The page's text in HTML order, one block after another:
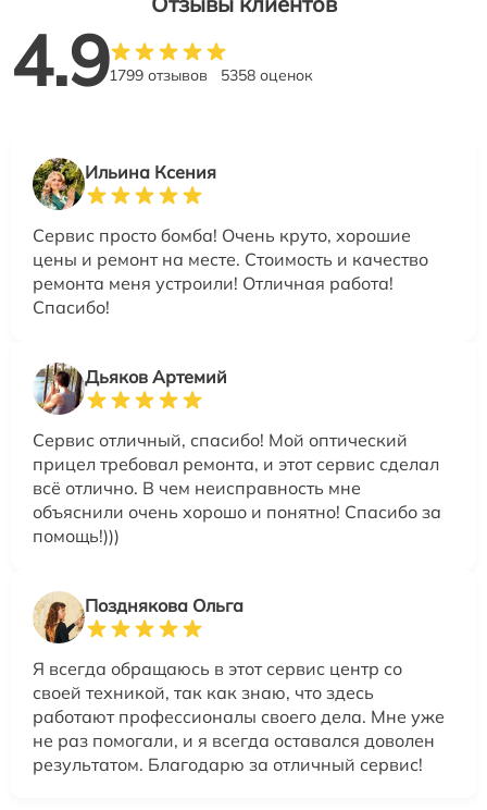
4.91799 отзывов 5358 оценок
Ильина Ксения
Сервис просто бомба! Очень круто, хорошие
цены и ремонт на месте. Стоимость и качество
ремонта меня устроили! Отличная работа!
Спасибо!
Дьяков Артемий
Сервис отличный, спасибо! Мой оптический
прицел требовал ремонта, и этот сервис сделал
всё отлично. В чем неисправность мне
объяснили очень хорошо и понятно! Спасибо за
помощь!)))
Позднякова Ольга
Я всегда обращаюсь в этот сервис центр со
своей техникой, так как знаю, что здесь
работают профессионалы своего дела. Мне уже
не раз помогали, и я всегда оставался доволен
результатом. Благодарю за отличный сервис!